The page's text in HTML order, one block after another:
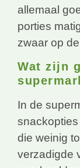
allemaal
porties
zwaar op
Wat zijn
In de
die weinig
verzadigde